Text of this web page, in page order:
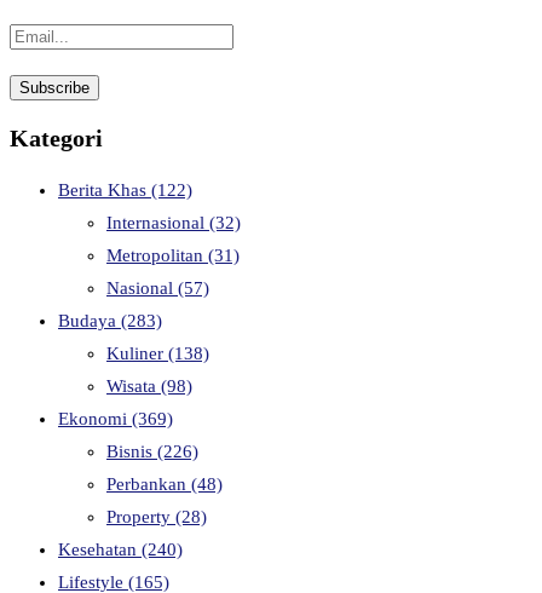
Kategori
Berita Khas (122)
Internasional (32)
Metropolitan (31)
Nasional (57)
Budaya (283)
Kuliner (138)
Wisata (98)
Ekonomi (369)
Bisnis (226)
Perbankan (48)
Property (28)
Kesehatan (240)
Lifestyle (165)